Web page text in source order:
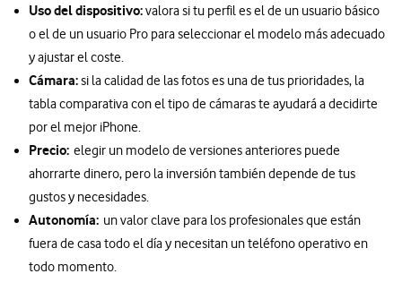
Uso del dispositivo:valora si tu perfil es el de un usuario básico
o el de un usuario Pro para seleccionar el modelo más adecuado
y ajustar el coste.
Cámara:si la calidad de las fotos es una de tus prioridades, la
tabla comparativa con el tipo de cámaras te ayudará a decidirte
por el mejor iPhone.
Precio: elegir un modelo de versiones anteriores puede
ahorrarte dinero, pero la inversión también depende de tus
gustos y necesidades.
Autonomía: un valor clave para los profesionales que están
fuera de casa todo el día y necesitan un teléfono operativo en
todo momento.